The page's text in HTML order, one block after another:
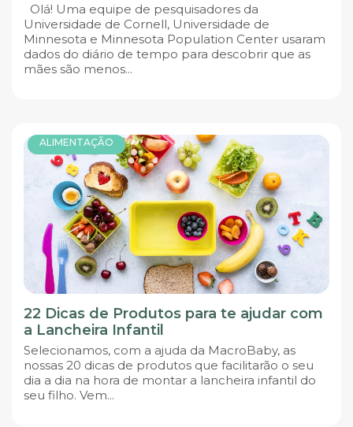
Olá! Uma equipe de pesquisadores da
Universidade de Cornell, Universidade de
Minnesota e Minnesota Population Center usaram
dados do diário de tempo para descobrir que as
mães são menos...
ALIMENTAÇÃO
22 Dicas de Produtos para te ajudar com
a Lancheira Infantil
Selecionamos, com a ajuda da MacroBaby, as
nossas 20 dicas de produtos que facilitarão o seu
dia a dia na hora de montar a lancheira infantil do
seu filho. Vem...